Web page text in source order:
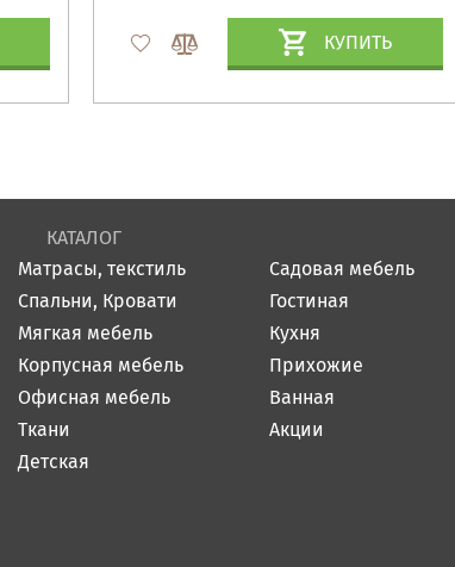
КУПИТЬ
КАТАЛОГ
Матрасы, текстиль
Спальни, Кровати
Мягкая мебель
Корпусная мебель
Офисная мебель
Ткани
Детская
Садовая мебель
Гостиная
Кухня
Прихожие
Ванная
Акции